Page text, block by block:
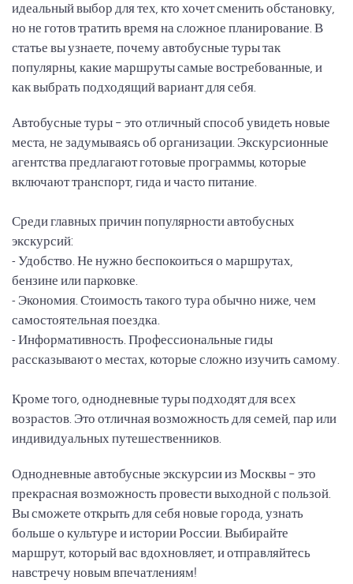
идеальный выбор для тех, кто хочет сменить обстановку,
но не готов тратить время на сложное планирование. В
статье вы узнаете, почему автобусные туры так
популярны, какие маршруты самые востребованные, и
как выбрать подходящий вариант для себя.
Автобусные туры – это отличный способ увидеть новые
места, не задумываясь об организации. Экскурсионные
агентства предлагают готовые программы, которые
включают транспорт, гида и часто питание.
Среди главных причин популярности автобусных
экскурсий:
- Удобство. Не нужно беспокоиться о маршрутах,
бензине или парковке.
- Экономия. Стоимость такого тура обычно ниже, чем
самостоятельная поездка.
- Информативность. Профессиональные гиды
рассказывают о местах, которые сложно изучить самому.
Кроме того, однодневные туры подходят для всех
возрастов. Это отличная возможность для семей, пар или
индивидуальных путешественников.
Однодневные автобусные экскурсии из Москвы – это
прекрасная возможность провести выходной с пользой.
Вы сможете открыть для себя новые города, узнать
больше о культуре и истории России. Выбирайте
маршрут, который вас вдохновляет, и отправляйтесь
навстречу новым впечатлениям!